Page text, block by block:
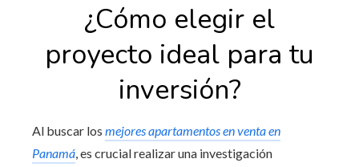
¿Cómo elegir el
proyecto ideal para tu
inversión?
Al buscar los mejores apartamentos en venta en
Panamá, es crucial realizar una investigación